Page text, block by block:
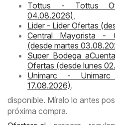
Tottus - Tottus
04.08.2026),
Lider - Lider Ofertas
Central Mayorista -
(desde martes
Super Bodega
Ofertas (desde lunes
Unimarc -
17.08.2026).
disponible. Míralo lo antes
próxima compra.